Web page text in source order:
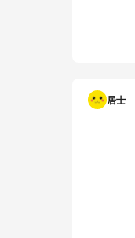
居士